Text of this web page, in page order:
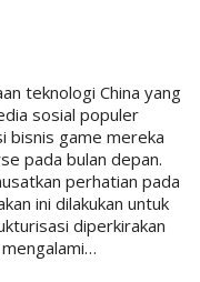
teknologi China yang
sosial populer
bisnis game mereka
pada bulan depan.
perhatian pada
ini dilakukan untuk
diperkirakan